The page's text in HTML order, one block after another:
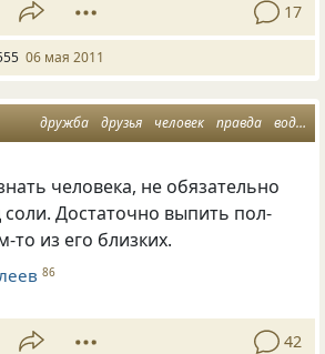
17
06 мая 2011
дружба друзья человек правда водка
человека, не обязательно
соли. Достаточно выпить пол-
то из его близких.
86
42